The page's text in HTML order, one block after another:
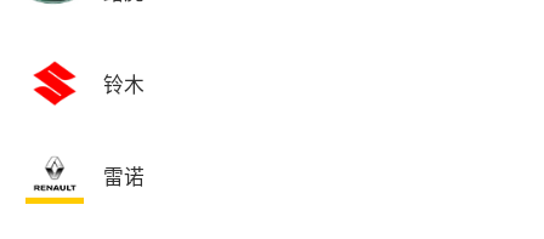
铃木
雷诺